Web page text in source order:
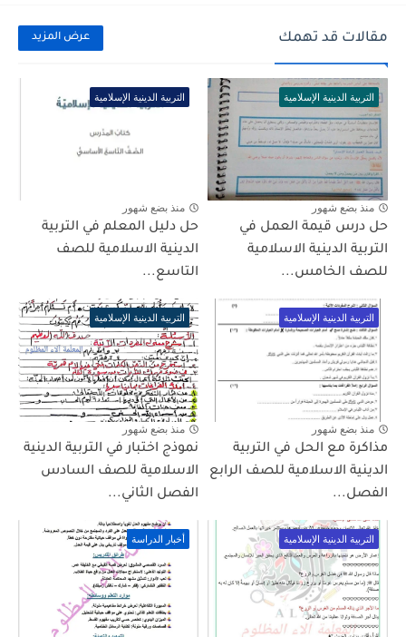
مقالات قد تهمك عرض المزيد
التربية الدينية الإسلامية
منذ بضع شهور
حل درس قيمة العمل في
التربية الدينية الاسلامية
للصف الخامس...
التربية الدينية الإسلامية
منذ بضع شهور
حل دليل المعلم في التربية
الدينية الاسلامية للصف
التاسع...
التربية الدينية الإسلامية
منذ بضع شهور
مذاكرة مع الحل في التربية
الدينية الاسلامية للصف الرابع
الفصل...
التربية الدينية الإسلامية
منذ بضع شهور
نموذج اختبار في التربية الدينية
الاسلامية للصف السادس
الفصل الثاني...
التربية الدينية الإسلامية أخبار الدراسة